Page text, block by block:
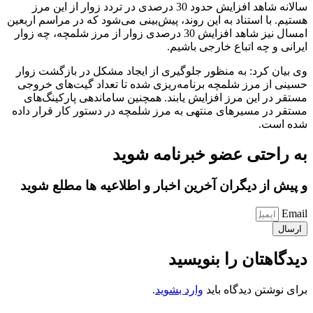
سالانه شاهد افزایش حدود 30 درصدی در تردد زوار از این مرز
هستیم. با استناد به این روند، پیش‌بینی می‌شود که در مراسم اربعین
امسال نیز شاهد افزایش 30 درصدی زوار از مرز شلمچه، چه زوار
ایرانی و چه اتباع خارجی باشیم.
وی بیان کرد: به منظور جلوگیری از ایجاد مشکل در بازگشت زوار
حسینی از مرز شلمچه برنامه‌ریزی شده تا تعداد گیت‌های خروجی
مستقر در این مرز افزایش یابند. همچنین ساماندهی پارکینگ‌های
مستقر در مسیرهای منتهی به مرز شلمچه در دستور کار قرار داده
شده است.
به راحتی عضو خبرنامه شوید
و پیش از دیگران آخرین اخبار و اطلاعیه ها مطلع شوید
Email
ارسال
دیدگاهتان را بنویسید
برای نوشتن دیدگاه باید وارد بشوید.